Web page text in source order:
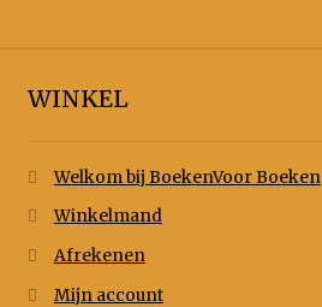
WINKEL
Welkom bij BoekenVoor Boeken
Winkelmand
Afrekenen
Mijn account